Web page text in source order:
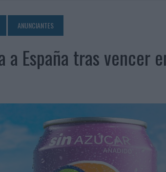
MARCA CON UNA ESTRATEGIA 360º CENTRADA EN EL ORIGEN
NUEVO SINGLE DE ARÓN PIPER EN UNA EXPERIENCIA DE MARCA EN
LA ESTRATEGIA DIGITAL DE LAS MARCAS
RECUERDOS EN SOUVENIRS CON IA
ESPAÑOLAS NO INTEGRAN LA INFANCIA EN SU ESTRATEGIA
LIDERANDO EL CONSUMO DE MEDIOS EN VERANO Y SUPERA AL MÓVIL
ALCANZA YA AL 62% DE LOS ESPAÑOLES
ANUNCIANTES
a España tras vencer